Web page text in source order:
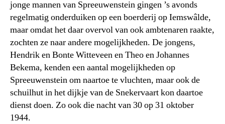
jonge mannen van Spreeuwenstein gingen ’s avonds
regelmatig onderduiken op een boerderij op Iemswâlde,
maar omdat het daar overvol van ook ambtenaren raakte,
zochten ze naar andere mogelijkheden. De jongens,
Hendrik en Bonte Witteveen en Theo en Johannes
Bekema, kenden een aantal mogelijkheden op
Spreeuwenstein om naartoe te vluchten, maar ook de
schuilhut in het dijkje van de Snekervaart kon daartoe
dienst doen. Zo ook die nacht van 30 op 31 oktober
1944.